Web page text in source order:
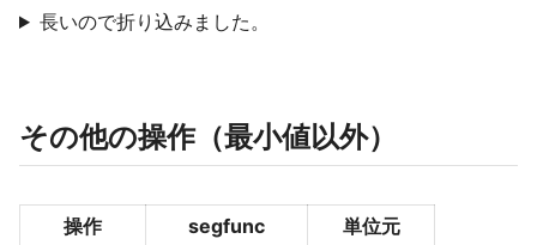
長いので折り込みました。
その他の操作（最小値以外）
操作 segfunc
単位元